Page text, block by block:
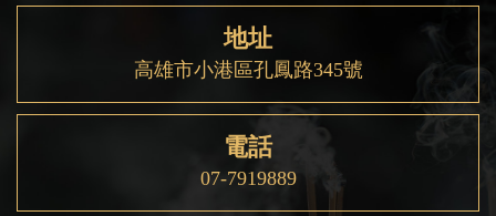
地址
高雄市小港區孔鳳路345號
電話
07-7919889